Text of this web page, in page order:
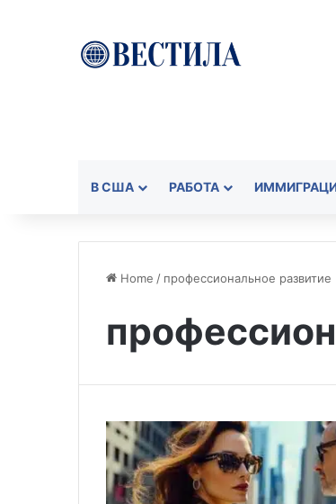
В США РАБОТА
Home / профессиональное развитие